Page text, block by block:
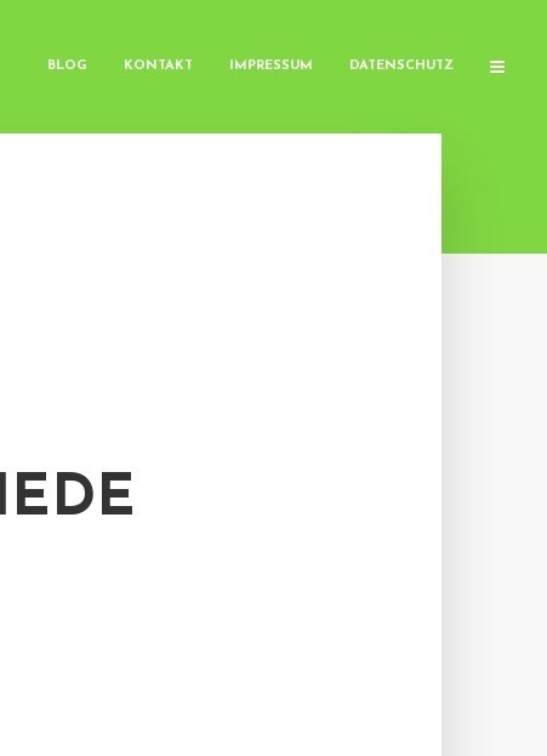
BLOG KONTAKT IMPRESSUM DATENSCHUTZ